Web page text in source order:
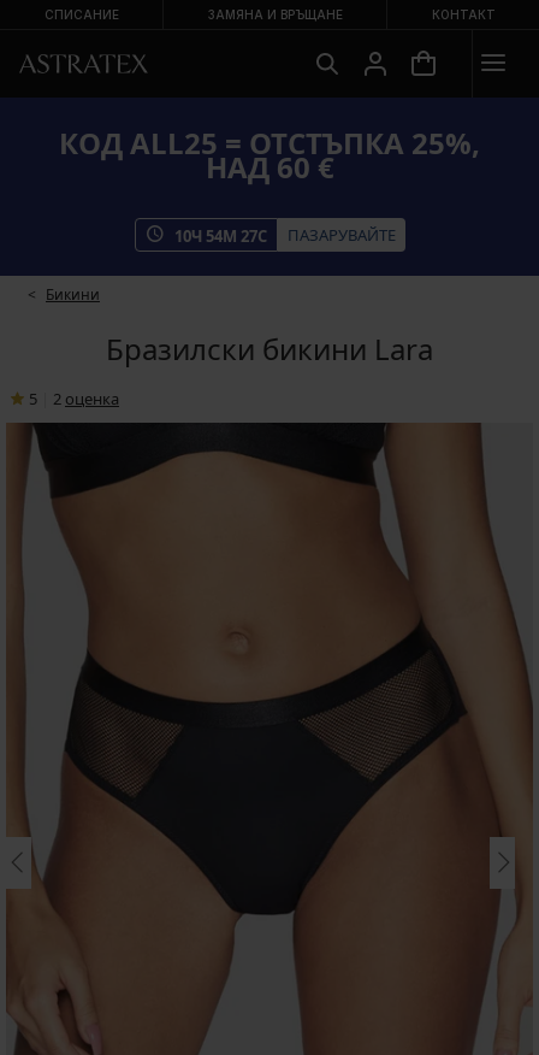
СПИСАНИЕ ЗАМЯНА И ВРЪЩАНЕ КОНТАКТ
КОД ALL25 = ОТСТЪПКА 25%,
НАД 60 €
10Ч 54М 27С ПАЗАРУВАЙТЕ
Бикини
Бразилски бикини Lara
5 2 oценка